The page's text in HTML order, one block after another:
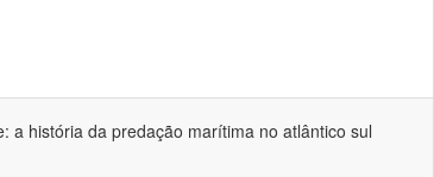
a história da predação marítima no atlântico sul